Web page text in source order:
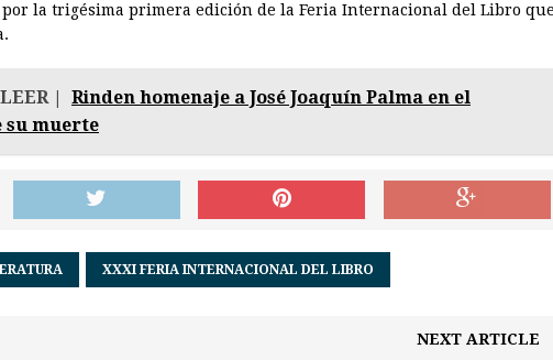
la trigésima primera edición de la Feria Internacional del Libro que
|
Rinden homenaje a José Joaquín Palma en el
su muerte
XXXI FERIA INTERNACIONAL DEL LIBRO
NEXT ARTICLE